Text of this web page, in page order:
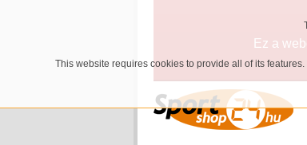
This website requires cookies to provide all of its
Ez a